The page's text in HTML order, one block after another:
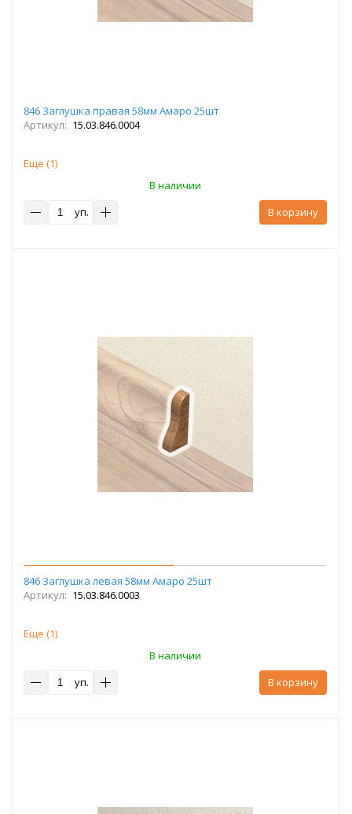
846 Заглушка правая 58мм Амаро 25шт
Артикул: 15.03.846.0004
Еще (1)
В наличии
уп.
В корзину
846 Заглушка левая 58мм Амаро 25шт
Артикул: 15.03.846.0003
Еще (1)
В наличии
уп.
В корзину